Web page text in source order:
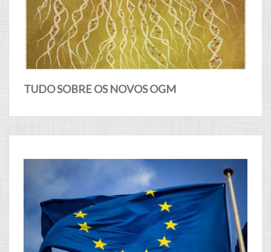
TUDO SOBRE OS NOVOS OGM